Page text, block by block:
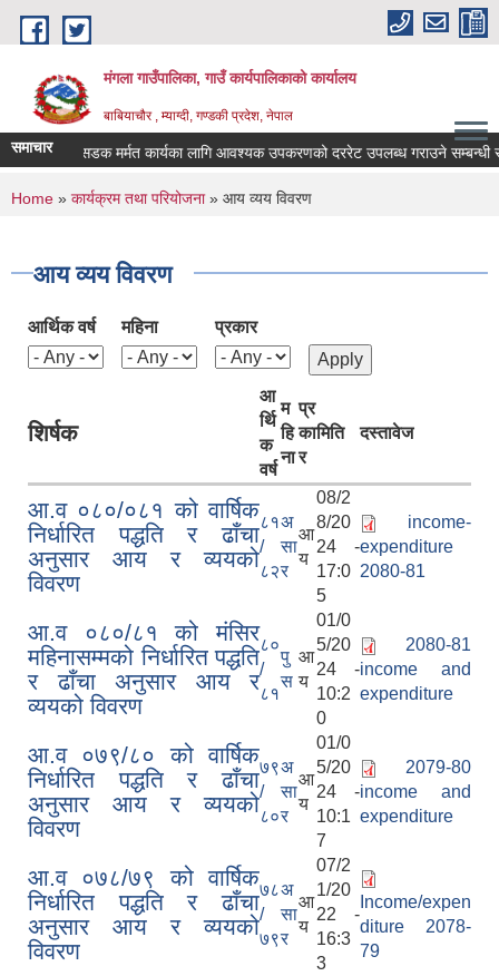
Skip to main content
मंगला गाउँपालिका, गाउँ कार्यपालिकाको कार्यालय
बाबियाचौर , म्याग्दी, गण्डकी प्रदेश, नेपाल
समाचार सडक मर्मत कार्यका लागि आवश्यक उपकरणको दररेट उपलब्ध गराउने सम्बन्धी
You are here
Home » कार्यक्रम तथा परियोजना» आय व्यय विवरण
आय व्यय विवरण
आर्थिक वर्ष महिना प्रकार
शिर्षक
आ
र्थि
क
वर्ष
म
हि
ना
प्र
का
र
मिति दस्तावेज
आ.व ०८०/०८१ को वार्षिक
निर्धारित पद्धति र ढाँचा
अनुसार आय र व्ययको
विवरण
८१
/
८२
अ
सा
र
आ
य
08/2
8/20
24 -
17:0
5
income-
expenditure
2080-81
आ.व ०८०/८१ को मंसिर
महिनासम्मको निर्धारित पद्धति
र ढाँचा अनुसार आय र
व्ययको विवरण
८०
/
८१
पु
स
आ
य
01/0
5/20
24 -
10:2
0
2080-81
income and
expenditure
आ.व ०७९/८० को वार्षिक
निर्धारित पद्धति र ढाँचा
अनुसार आय र व्ययको
विवरण
७९
/
८०
अ
सा
र
आ
य
01/0
5/20
24 -
10:1
7
2079-80
income and
expenditure
आ.व ०७८/७९ को वार्षिक
निर्धारित पद्धति र ढाँचा
अनुसार आय र व्ययको
विवरण
७८
/
७९
अ
सा
र
आ
य
07/2
1/20
22 -
16:3
3
Income/expen
diture 2078-
79